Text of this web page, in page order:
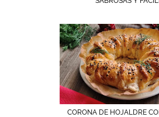
CORONA DE HOJALDRE